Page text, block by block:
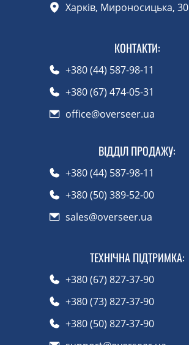
Харків, Мироносицька, 30
КОНТАКТИ:
+380 (44) 587-98-11
+380 (67) 474-05-31
office@overseer.ua
ВІДДІЛ ПРОДАЖУ:
+380 (44) 587-98-11
+380 (50) 389-52-00
sales@overseer.ua
ТЕХНІЧНА ПІДТРИМКА:
+380 (67) 827-37-90
+380 (73) 827-37-90
+380 (50) 827-37-90